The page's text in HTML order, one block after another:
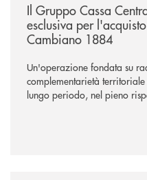
Il Gruppo Cassa
esclusiva per
Cambiano 1884
Un'operazione fondata su
complementarietà
lungo periodo, nel pieno
negoziazione esclusiva